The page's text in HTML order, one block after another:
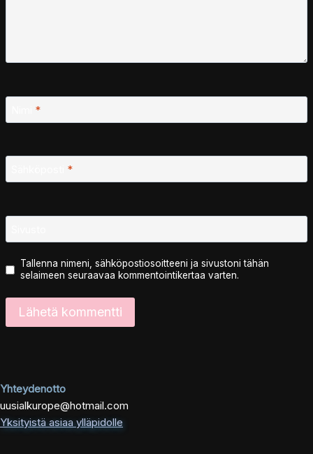
*
*
Tallenna nimeni, sähköpostiosoitteeni ja sivustoni tähän
selaimeen seuraavaa kommentointikertaa varten.
Yhteydenotto
uusialkurope@hotmail.com
Yksityistä asiaa ylläpidolle